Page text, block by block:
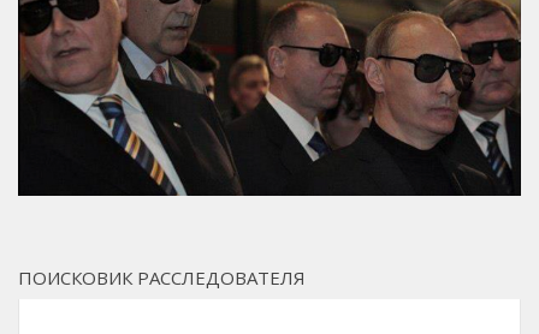
ПОИСКОВИК РАССЛЕДОВАТЕЛЯ